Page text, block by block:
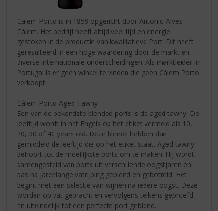
Cálem Porto is in 1859 opgericht door António Alves
Cálem. Het bedrijf heeft altijd veel tijd en energie
gestoken in de productie van kwalitatieve Port. Dit heeft
geresulteerd in een hoge waardering door de markt en
diverse internationale onderscheidingen. Als marktleider in
Portugal is er geen winkel te vinden die geen Cálem Porto
verkoopt.
Cálem Porto Aged Tawny
Een van de bekendste blended ports is de aged tawny. De
leeftijd wordt in het Engels op het etiket vermeld als 10,
20, 30 of 40 years old. Deze blends hebben dan
gemiddeld de leeftijd die op het etiket staat. Aged tawny
behoort tot de moeilijkste ports om te maken. Hij wordt
samengesteld van ports uit verschillende oogstjaren en
pas na jarenlange vatrijping geblend en gebotteld. Het
begint met een selectie van wijnen na iedere oogst. Deze
worden op vat gebracht en vervolgens telkens geproefd
en uiteindelijk tot een perfecte port geblend.